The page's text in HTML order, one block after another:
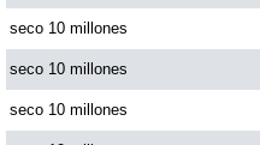
seco 10 millones
seco 10 millones
seco 10 millones